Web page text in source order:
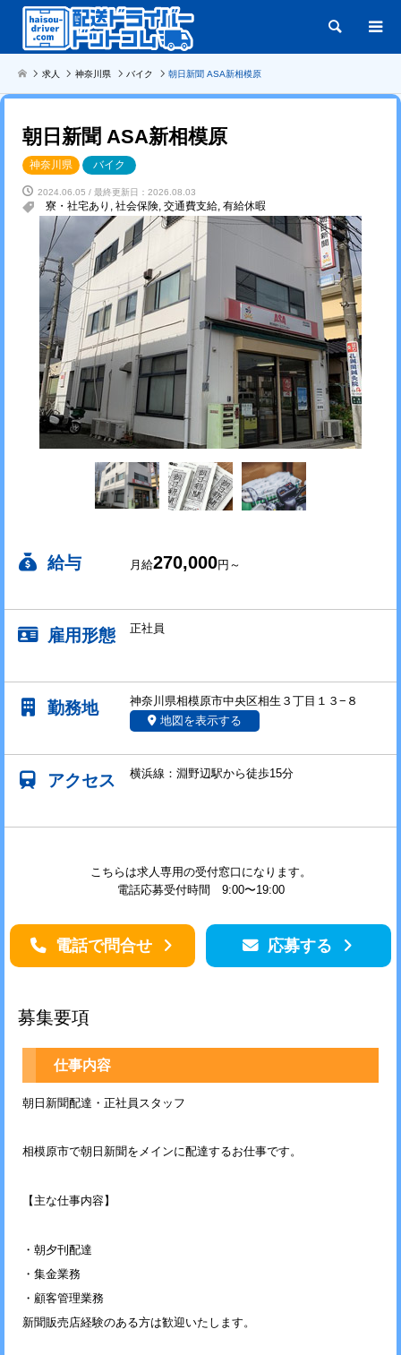
検索
求人 神奈川県 バイク 朝日新聞 ASA新相模原
朝日新聞 ASA新相模原
神奈川県 バイク
2024.06.05 / 最終更新日：2026.08.03
寮・社宅あり , 社会保険, 交通費支給, 有給休暇
給与 月給270,000円～
雇用形態 正社員
勤務地
神奈川県相模原市中央区相生３丁目１３−８
地図を表示する
アクセス 横浜線：淵野辺駅から徒歩15分
こちらは求人専用の受付窓口になります。
電話応募受付時間 9:00〜19:00
電話で問合せ 応募する
募集要項
仕事内容
朝日新聞配達・正社員スタッフ
相模原市で朝日新聞をメインに配達するお仕事です。
【主な仕事内容】
・朝夕刊配達
・集金業務
・顧客管理業務
新聞販売店経験のある方は歓迎いたします。